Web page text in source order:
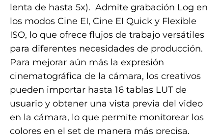
lenta de hasta 5x). Admite grabación Log en
los modos Cine EI, Cine EI Quick y Flexible
ISO, lo que ofrece flujos de trabajo versátiles
para diferentes necesidades de producción.
Para mejorar aún más la expresión
cinematográfica de la cámara, los creativos
pueden importar hasta 16 tablas LUT de
usuario y obtener una vista previa del video
en la cámara, lo que permite monitorear los
colores en el set de manera más precisa.